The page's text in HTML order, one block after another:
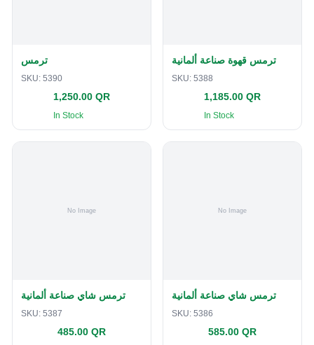
ترمس
SKU: 5390
1,250.00 QR
In Stock
ترمس قهوة صناعة ألمانية
SKU: 5388
1,185.00 QR
In Stock
ترمس شاي صناعة ألمانية
SKU: 5387
485.00 QR
ترمس شاي صناعة ألمانية
SKU: 5386
585.00 QR